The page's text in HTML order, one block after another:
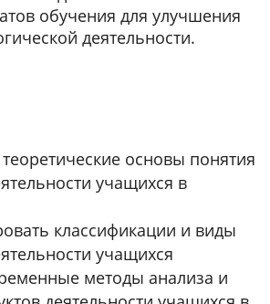
обучения для улучшения
деятельности.
основы понятия
учащихся в
классификации и виды
учащихся
методы анализа и